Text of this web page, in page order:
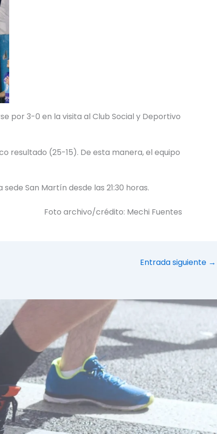
por 3-0 en la visita al Club Social y Deportivo
resultado (25-15). De esta manera, el equipo
San Martín desde las 21:30 horas.
Foto archivo/crédito: Mechi Fuentes
Entrada siguiente →